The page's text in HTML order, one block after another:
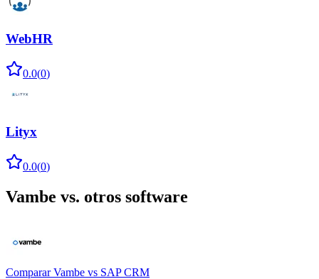
WebHR
0.0(0)
Lityx
0.0(0)
Vambe vs. otros software
Comparar Vambe vs SAP CRM